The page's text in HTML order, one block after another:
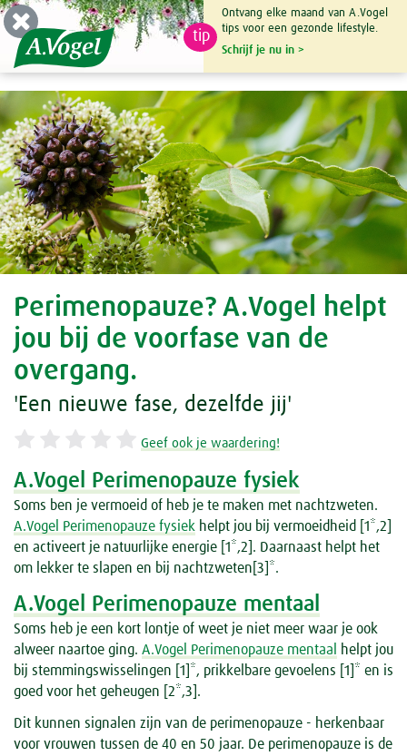
Perimenopauze? A.Vogel helpt
jou bij de voorfase van de
overgang.
'Een nieuwe fase, dezelfde jij'
Geef ook je waardering!
A.Vogel Perimenopauze fysiek
Soms ben je vermoeid of heb je te maken met nachtzweten.
A.Vogel Perimenopauze fysiek helpt jou bij vermoeidheid [1*,2]
en activeert je natuurlijke energie [1*,2]. Daarnaast helpt het
om lekker te slapen en bij nachtzweten[3]*.
A.Vogel Perimenopauze mentaal
Soms heb je een kort lontje of weet je niet meer waar je ook
alweer naartoe ging. A.Vogel Perimenopauze mentaal
helpt jou
bij stemmingswisselingen [1]*, prikkelbare gevoelens [1]* en is
goed voor het geheugen [2*,3].
Dit kunnen signalen zijn van de perimenopauze - herkenbaar
voor vrouwen tussen de 40 en 50 jaar. De perimenopauze is de
tip
Ontvang elke maand van A.Vogel
tips voor een gezonde lifestyle.
Schrijf je nu in >